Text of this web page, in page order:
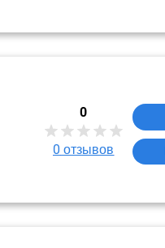
0
0 отзывов